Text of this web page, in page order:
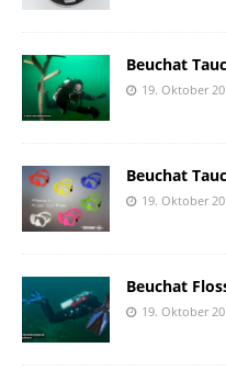
Beuchat
19. Oktober
Beuchat
19. Oktober
Beuchat
19. Oktober